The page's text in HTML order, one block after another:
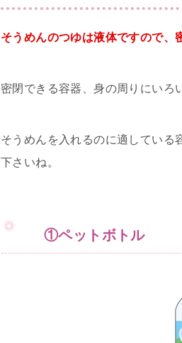
そうめんのつゆは液体ですので、
密閉できる容器、身の周りにいろ
そうめんを入れるのに適している
下さいね。
①ペットボトル